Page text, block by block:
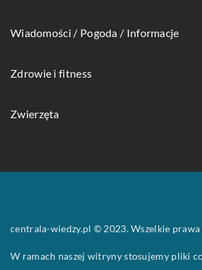
Wiadomości / Pogoda / Informacje
Zdrowie i fitness
Zwierzęta
centrala-wiedzy.pl © 2023. Wszelkie prawa
W ramach naszej witryny stosujemy pliki